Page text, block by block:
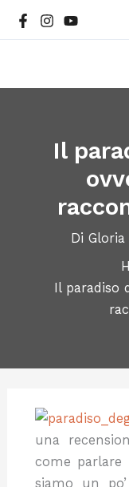
Il
Di
Il paradiso
una
come parlare
siamo un